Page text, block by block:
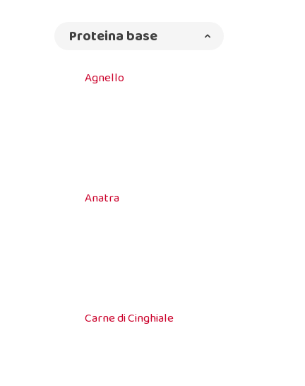
Proteina base
Agnello
Anatra
Carne di Cinghiale